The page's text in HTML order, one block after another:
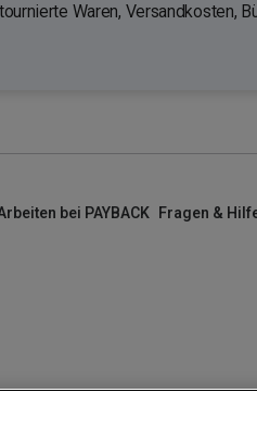
Waren, Versandkosten,
bei PAYBACK Fragen &